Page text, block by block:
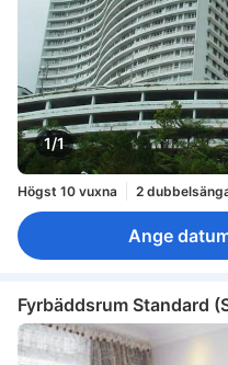
1/1
Högst 10 vuxna 2
Ange
Fyrbäddsrum Standard